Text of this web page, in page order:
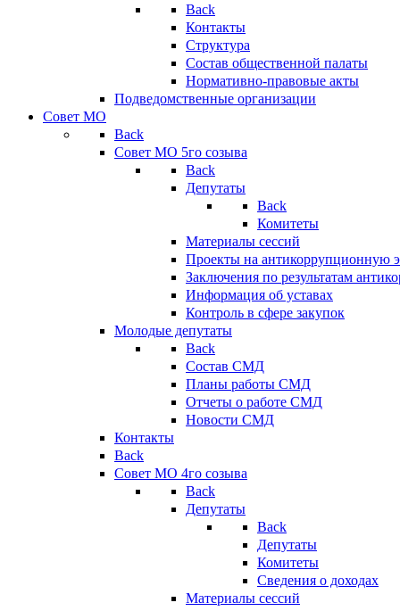
Back
Контакты
Структура
Состав общественной палаты
Нормативно-правовые акты
Подведомственные организации
Совет МО
Back
Совет МО 5го созыва
Back
Депутаты
Back
Комитеты
Материалы сессий
Проекты на антикоррупционную
Заключения по результатам
Информация об уставах
Контроль в сфере закупок
Молодые депутаты
Back
Состав СМД
Планы работы СМД
Отчеты о работе СМД
Новости СМД
Контакты
Back
Совет МО 4го созыва
Back
Депутаты
Back
Депутаты
Комитеты
Сведения о доходах
Материалы сессий